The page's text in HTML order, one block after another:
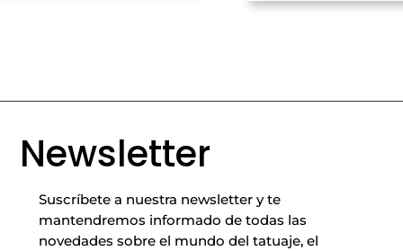
Newsletter
Suscríbete a nuestra newsletter y te
mantendremos informado de todas las
novedades sobre el mundo del tatuaje, el